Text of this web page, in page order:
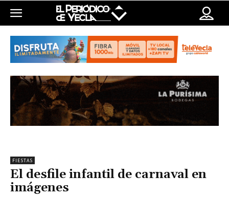
FIESTAS
El desfile infantil de carnaval en
imágenes